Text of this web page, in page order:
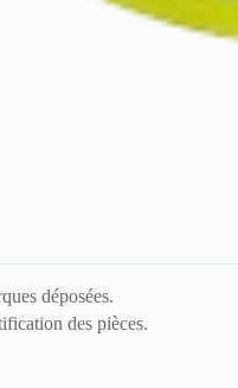
déposées.
des pièces.